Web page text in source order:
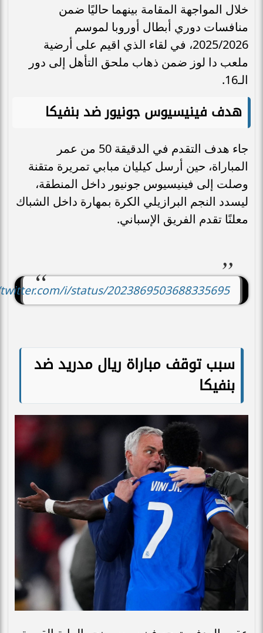
خلال المواجهة المقامة بينهما حاليًا ضمن
منافسات دوري أبطال أوروبا لموسم
2025/2026، في لقاء الذي اقيم على أرضية
ملعب دا لوز ضمن ذهاب ملحق التأهل إلى دور
الـ16.
هدف فينيسيوس جونيور ضد بنفيكا
جاء هدف التقدم في الدقيقة 50 من عمر
المباراة، حين أرسل كيليان مبابي تمريرة متقنة
وصلت إلى فينيسيوس جونيور داخل المنطقة،
ليسدد النجم البرازيلي الكرة بمهارة داخل الشباك
معلنًا تقدم الفريق الإسباني.
i/status/2023869503688335695
سبب توقف مباراة ريال مدريد ضد
بنفيكا